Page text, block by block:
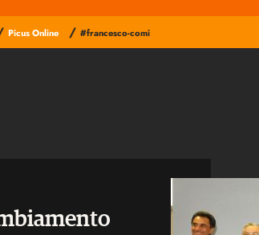
Picus Online / #francesco-comi